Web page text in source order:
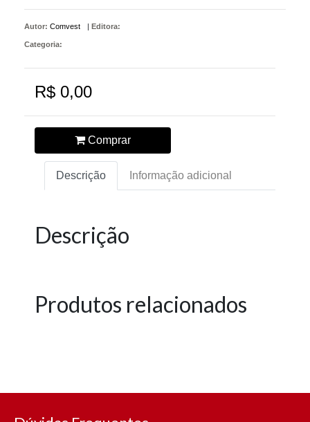
Autor: Comvest | Editora:
Categoria:
R$ 0,00
Comprar
Descrição Informação adicional
Descrição
Produtos relacionados